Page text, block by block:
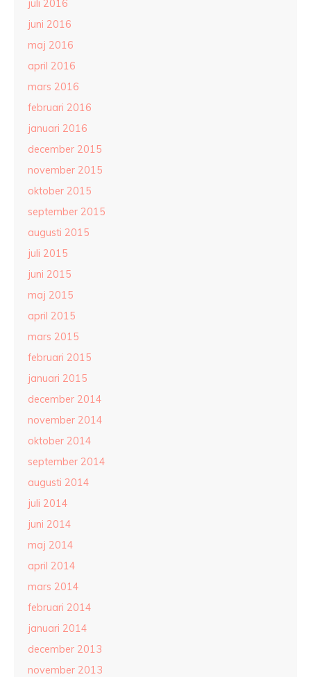
juli 2016
juni 2016
maj 2016
april 2016
mars 2016
februari 2016
januari 2016
december 2015
november 2015
oktober 2015
september 2015
augusti 2015
juli 2015
juni 2015
maj 2015
april 2015
mars 2015
februari 2015
januari 2015
december 2014
november 2014
oktober 2014
september 2014
augusti 2014
juli 2014
juni 2014
maj 2014
april 2014
mars 2014
februari 2014
januari 2014
december 2013
november 2013